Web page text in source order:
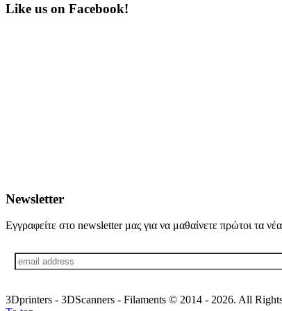
Like us on Facebook!
Newsletter
Εγγραφείτε στο newsletter μας για να μαθαίνετε πρώτοι τα
3Dprinters - 3DScanners - Filaments © 2014 - 2026. All